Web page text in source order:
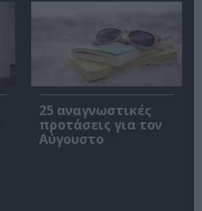
25 αναγνωστικές
προτάσεις για τον
Αύγουστο